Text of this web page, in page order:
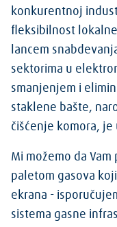
konkurentnoj
fleksibilnost
lancem
sektorima u
smanjenjem i
staklene bašte,
čišćenje komora, je
Mi možemo da
paletom gasova
ekrana -
sistema gasne